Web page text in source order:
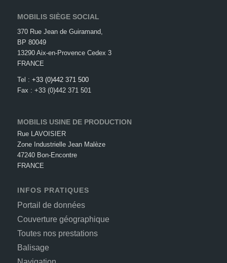
MOBILIS SIÈGE SOCIAL
370 Rue Jean de Guiramand,
BP 80049
13290 Aix-en-Provence Cedex 3
FRANCE
Tel : +33 (0)442 371 500
Fax : +33 (0)442 371 501
MOBILIS USINE DE PRODUCTION
Rue LAVOISIER
Zone Industrielle Jean Malèze
47240 Bon-Encontre
FRANCE
INFOS PRATIQUES
Portail de données
Couverture géographique
Toutes nos prestations
Balisage